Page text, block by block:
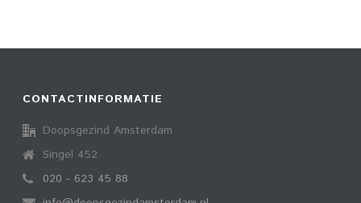
CONTACTINFORMATIE
Doopsgezind Amsterdam
Singel 452
020 - 623 45 88